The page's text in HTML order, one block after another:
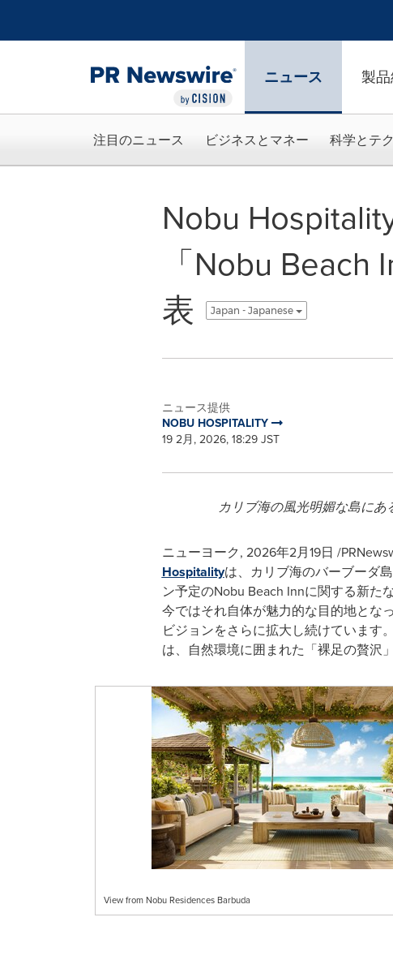
ニュース 製
注目のニュース ビジネスとマネー 科学とテ
Nobu
「Nobu
表
Japan - Japanese
ニュース提供
NOBU HOSPITALITY
19 2月, 2026, 18:29 JST
カリブ海の風光明媚な島に
ニューヨーク, 2026年2月19日 /
Hospitalityは、カリブ海のバーブーダ
ン予定のNobu Beach Innに関する新た
今ではそれ自体が魅力的な目的地とな
ビジョンをさらに拡大し続けています
は、自然環境に囲まれた「裸足の贅沢
View from Nobu Residences Barbuda